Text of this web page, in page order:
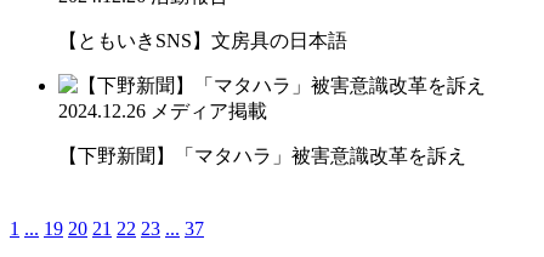
【ともいきSNS】文房具の日本語
2024.12.26 メディア掲載
【下野新聞】「マタハラ」被害意識改革を訴え
1 ... 19 20 21 22 23 ... 37